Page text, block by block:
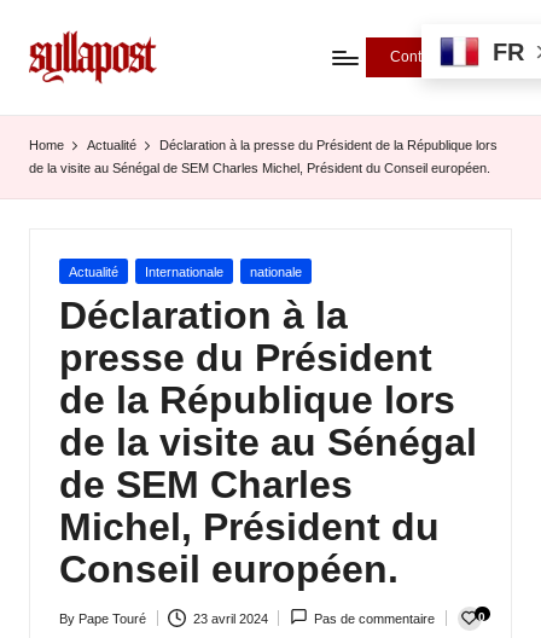
y
ll
Contributions
Home Actualité
Déclaration à la presse du Président de la République lors
de la visite au Sénégal de SEM Charles Michel, Président du Conseil européen.
Posted
Actualité Internationale nationale
Déclaration à la
presse du Président
de la République lors
de la visite au Sénégal
de SEM Charles
Michel, Président du
Conseil européen.
Posted
By Pape Touré 23 avril 2024 Pas de commentaire 0
FR